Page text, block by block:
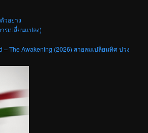
วอย่าง
รเปลี่ยนแปลง)
– The Awakening (2026) สายลมเปลี่ยนทิศ ปวง